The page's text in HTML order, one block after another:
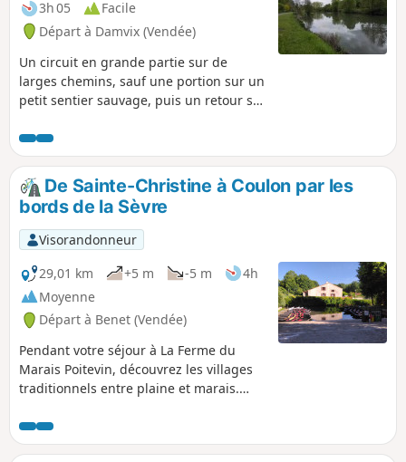
3h 05
Facile
Départ à Damvix (Vendée)
Un circuit en grande partie sur de
larges chemins, sauf une portion sur un
petit sentier sauvage, puis un retour sur
De Sainte-Christine à Coulon par les
bords de la Sèvre
Visorandonneur
29,01 km
+5 m -5 m
4h
Moyenne
Départ à Benet (Vendée)
Pendant votre séjour à La Ferme du
Marais Poitevin, découvrez les villages
traditionnels entre plaine et marais.
village de Coulon, classé parmi les plus
beaux villages de France.